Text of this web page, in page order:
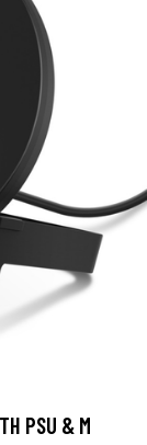
PSU & M